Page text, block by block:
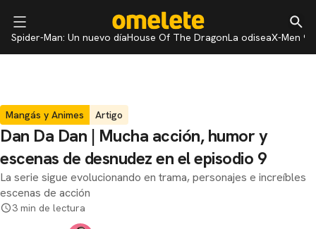
Spider-Man: Un nuevo díaHouse Of The DragonLa odiseaX-Men 97
Mangás y Animes Artigo
Dan Da Dan | Mucha acción, humor y
escenas de desnudez en el episodio 9
La serie sigue evolucionando en trama, personajes e increíbles
escenas de acción
3 min de lectura